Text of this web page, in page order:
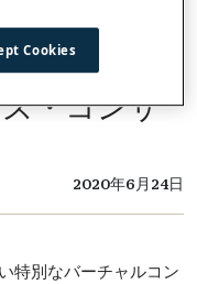
・コンサ
2020年6月24日
特別なバーチャルコン
Cookies